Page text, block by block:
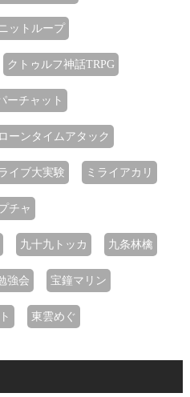
ットループ
クトゥルフ神話TRPG
ーチャット
ーンタイムアタック
イブ大実験 ミライアカリ
チャ
九十九トッカ 九条林檎
強会 宝鐘マリン
東雲めぐ